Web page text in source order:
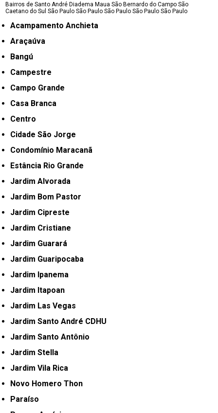
Bairros de Santo André Diadema Maua São Bernardo do Campo São
Caetano do SulSão Paulo São Paulo São Paulo São Paulo São Paulo
Acampamento Anchieta
Araçaúva
Bangú
Campestre
Campo Grande
Casa Branca
Centro
Cidade São Jorge
Condomínio Maracanã
Estância Rio Grande
Jardim Alvorada
Jardim Bom Pastor
Jardim Cipreste
Jardim Cristiane
Jardim Guarará
Jardim Guaripocaba
Jardim Ipanema
Jardim Itapoan
Jardim Las Vegas
Jardim Santo André CDHU
Jardim Santo Antônio
Jardim Stella
Jardim Vila Rica
Novo Homero Thon
Paraíso